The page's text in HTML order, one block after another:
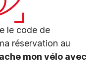
le code de
réservation au
mon vélo avec